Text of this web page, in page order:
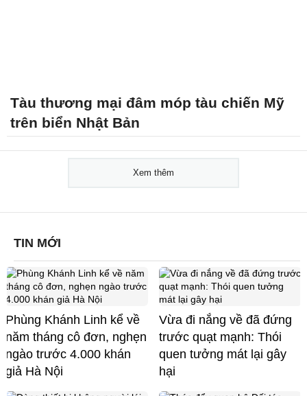
Tàu thương mại đâm móp tàu chiến Mỹ
trên biển Nhật Bản
Xem thêm
TIN MỚI
Phùng Khánh Linh kể về
năm tháng cô đơn, nghẹn
ngào trước 4.000 khán
giả Hà Nội
Vừa đi nắng về đã đứng
trước quạt mạnh: Thói
quen tưởng mát lại gây
hại